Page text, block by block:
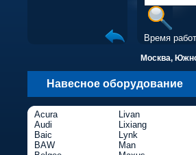
Время
Москва,
Навесное оборудование
Acura
Audi
Baic
BAW
Livan
Lixiang
Lynk
Man